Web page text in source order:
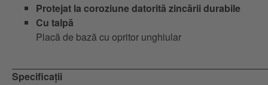
Protejat la coroziune datorită zincării durabile
Cu talpă
Placă de bază cu opritor unghiular
Specificații